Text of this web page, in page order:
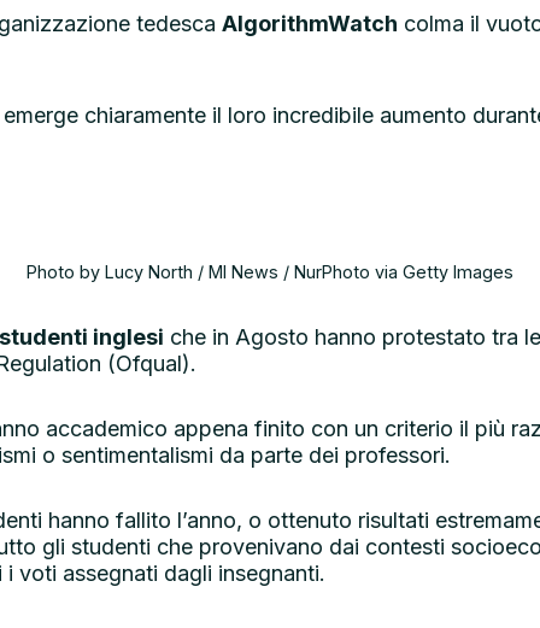
tedesca AlgorithmWatch colma il
chiaramente il loro incredibile aumento
Photo by Lucy North / MI News / NurPhoto via Getty Images
studenti inglesi che in Agosto hanno protestato tra
(Ofqual).
accademico appena finito con un criterio il più
o sentimentalismi da parte dei professori.
hanno fallito l’anno, o ottenuto risultati
gli studenti che provenivano dai contesti
voti assegnati dagli insegnanti.